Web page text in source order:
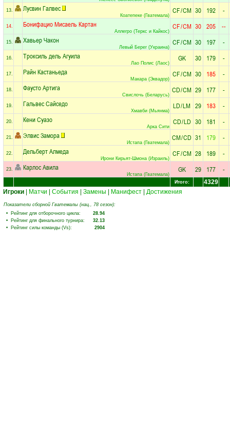
13. Лусвин Галвеc
Коатепеке (Гватемала)
CF/CM 30 192 -
14. Бонифацио Мисаель Картан
Аллегро (Теркс и Кайкос)
CF/CM 30 205 --
15. Хавьер Чакон
Левый Берег (Украина)
CF/CM 30 197 -
16. Троксиль дель Агуила
Лао Полис (Лаос)
GK 30 179 -
17. Райн Кастаньеда
Макара (Эквадор)
CF/CM 30 185 -
18. Фаусто Артига
Свислочь (Беларусь)
CD/CM 29 177 -
19. Гальвес Сайседо
Хмавби (Мьянма)
LD/LM 29 183 -
20. Кени Суазо
Арка Сити
CD/LD 30 181 -
21. Элвис Замора
Истапа (Гватемала)
CM/CD 31 179 -
22. Дельберт Алмеда
Ирони Кирьят-Шмона (Израиль)
CF/CM 28 189 -
23. Карлос Авила
Истапа (Гватемала)
GK 29 177 -
Итого:
4329
Игроки
Матчи События Замены Манифест Достижения
Показатели сборной Гватемалы (нац., 78 сезон):
• Рейтинг для отборочного цикла:
28.94
• Рейтинг для финального турнира:
32.13
• Рейтинг силы команды (Vs):
2904